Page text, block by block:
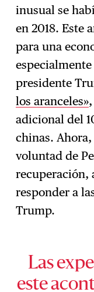
inusual se
en 2018. Este
para una
presidente
los aranceles»
adicional del
chinas.
voluntad de
recuperación,
responder a
Trump.
Las
este